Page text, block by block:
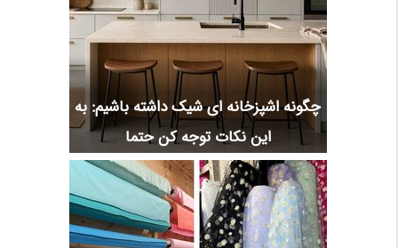
چگونه اشپزخانه ای شیک داشته باشیم: به
این نکات توجه کن حتما